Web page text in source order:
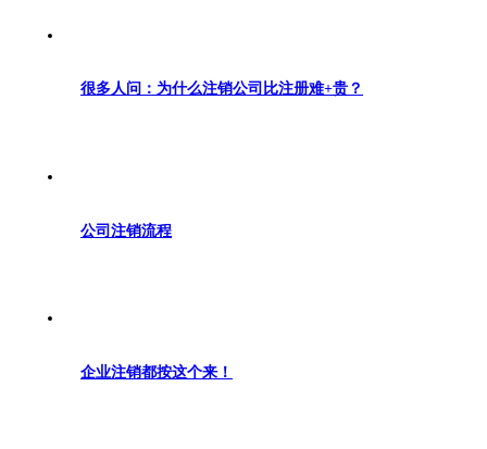
很多人问：为什么注销公司比注册难+贵？
公司注销流程
企业注销都按这个来！